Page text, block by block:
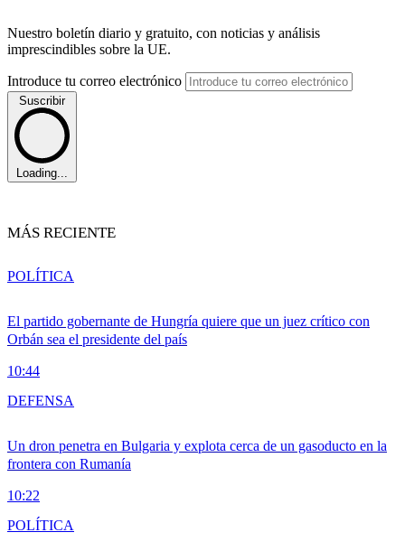
Nuestro boletín diario y gratuito, con noticias y análisis
imprescindibles sobre la UE.
Introduce tu correo electrónico
Suscribir
Loading...
MÁS RECIENTE
El partido gobernante de Hungría quiere que un juez crítico con
Orbán sea el presidente del país
10:44
POLÍTICA
Un dron penetra en Bulgaria y explota cerca de un gasoducto en la
frontera con Rumanía
10:22
DEFENSA
POLÍTICA